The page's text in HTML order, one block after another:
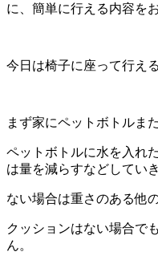
に、簡単に行える内容を
今日は椅子に座って行え
まず家にペットボトルま
ペットボトルに水を入れ
は量を減らすなどしてい
ない場合は重さのある他
クッションはない場合で
ん。